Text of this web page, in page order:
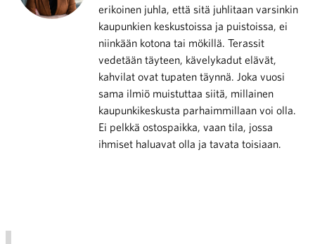
erikoinen juhla, että sitä juhlitaan varsinkin
kaupunkien keskustoissa ja puistoissa, ei
niinkään kotona tai mökillä. Terassit
vedetään täyteen, kävelykadut elävät,
kahvilat ovat tupaten täynnä. Joka vuosi
sama ilmiö muistuttaa siitä, millainen
kaupunkikeskusta parhaimmillaan voi olla.
Ei pelkkä ostospaikka, vaan tila, jossa
ihmiset haluavat olla ja tavata toisiaan.